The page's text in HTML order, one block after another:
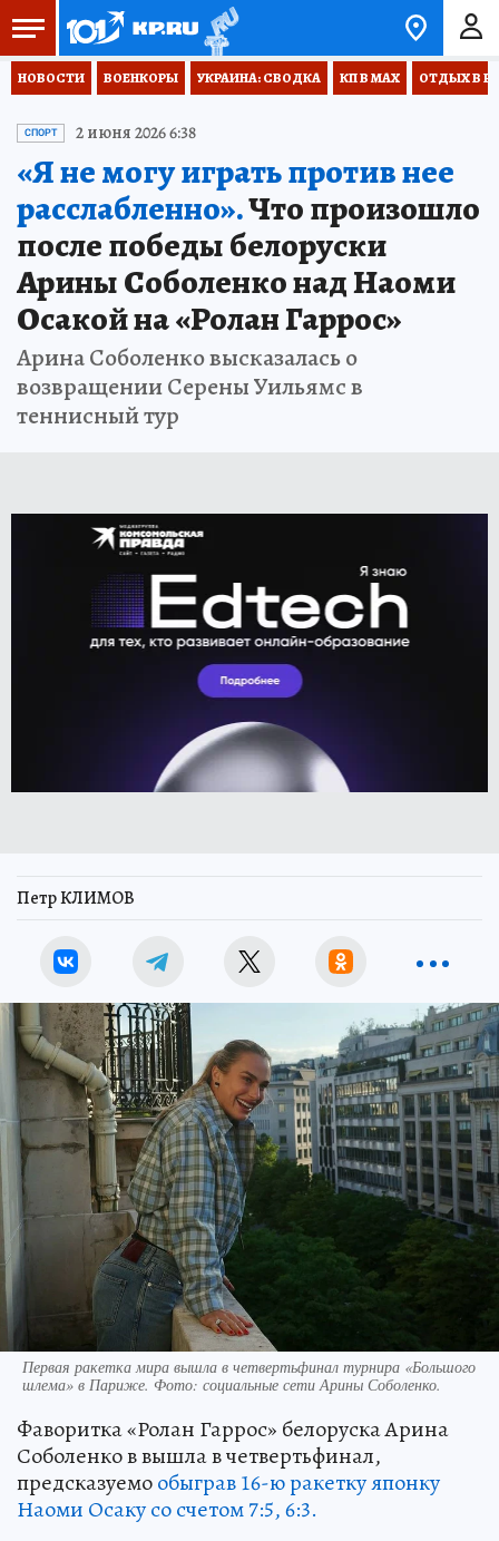
НОВОСТИ ВОЕНКОРЫ УКРАИНА: СВОДКА КП В МАХ ОТДЫХ В
СПОРТ 2 июня 2026 6:38
«Я не могу играть против нее
расслабленно».Что произошло
после победы белоруски
Арины Соболенко над Наоми
Осакой на «Ролан Гаррос»
Арина Соболенко высказалась о
возвращении Серены Уильямс в
теннисный тур
Петр КЛИМОВ
Первая ракетка мира вышла в четвертьфинал турнира «Большого
шлема» в Париже. Фото: социальные сети Арины Соболенко.
Фаворитка «Ролан Гаррос» белоруска Арина
Соболенко в вышла в четвертьфинал,
предсказуемообыграв 16-ю ракетку японку
Наоми Осаку со счетом 7:5, 6:3.